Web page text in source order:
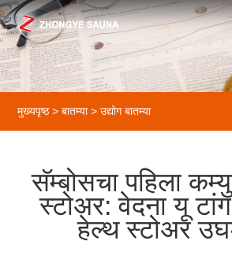
मुख्यपृष्ठ > बातम्या>उद्योग बातम्या
सॅम्बोसचा पहिला
स्टोअर: वेदना यू
हेल्थ स्टोअर